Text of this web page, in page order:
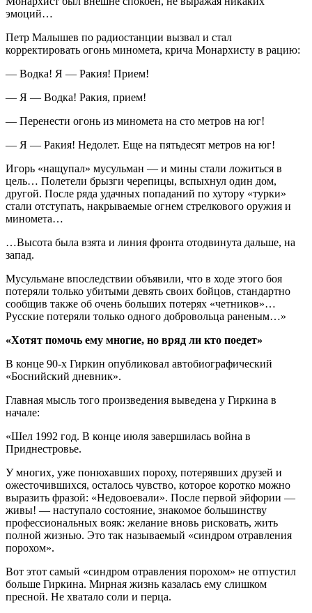
эмоций…
Петр Малышев по радиостанции вызвал и стал
корректировать огонь миномета, крича Монархисту в рацию:
— Водка! Я — Ракия! Прием!
— Я — Водка! Ракия, прием!
— Перенести огонь из миномета на сто метров на юг!
— Я — Ракия! Недолет. Еще на пятьдесят метров на юг!
Игорь «нащупал» мусульман — и мины стали ложиться в
цель… Полетели брызги черепицы, вспыхнул один дом,
другой. После ряда удачных попаданий по хутору «турки»
стали отступать, накрываемые огнем стрелкового оружия и
миномета…
…Высота была взята и линия фронта отодвинута дальше, на
запад.
Мусульмане впоследствии объявили, что в ходе этого боя
потеряли только убитыми девять своих бойцов, стандартно
сообщив также об очень больших потерях «четников»…
Русские потеряли только одного добровольца раненым…»
«Хотят помочь ему многие, но вряд ли кто поедет»
В конце 90-х Гиркин опубликовал автобиографический
«Боснийский дневник».
Главная мысль того произведения выведена у Гиркина в
начале:
«Шел 1992 год. В конце июля завершилась война в
Приднестровье.
У многих, уже понюхавших пороху, потерявших друзей и
ожесточившихся, осталось чувство, которое коротко можно
выразить фразой: «Недовоевали». После первой эйфории —
живы! — наступало состояние, знакомое большинству
профессиональных вояк: желание вновь рисковать, жить
полной жизнью. Это так называемый «синдром отравления
порохом».
Вот этот самый «синдром отравления порохом» не отпустил
больше Гиркина. Мирная жизнь казалась ему слишком
пресной. Не хватало соли и перца.